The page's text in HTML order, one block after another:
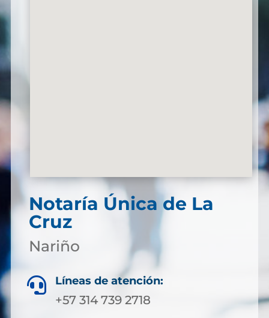
Notaría Única de La
Cruz
Nariño
 Líneas de atención:
+57 314 739 2718